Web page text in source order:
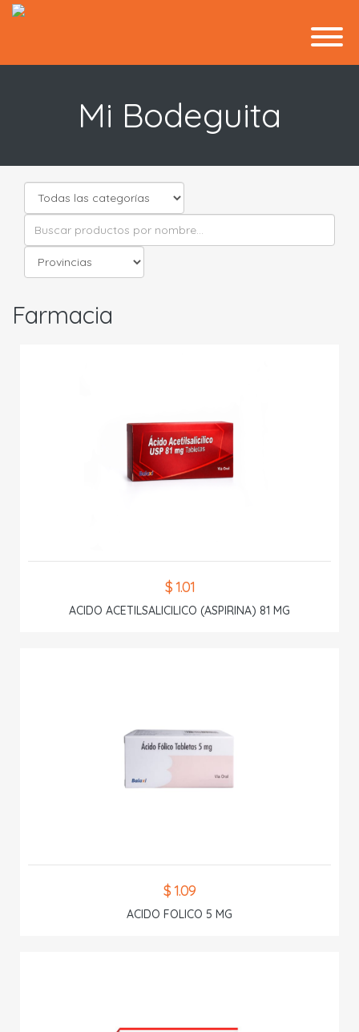
Mi Bodeguita
Farmacia
$ 1.01
ACIDO ACETILSALICILICO (ASPIRINA) 81 MG
$ 1.09
ACIDO FOLICO 5 MG